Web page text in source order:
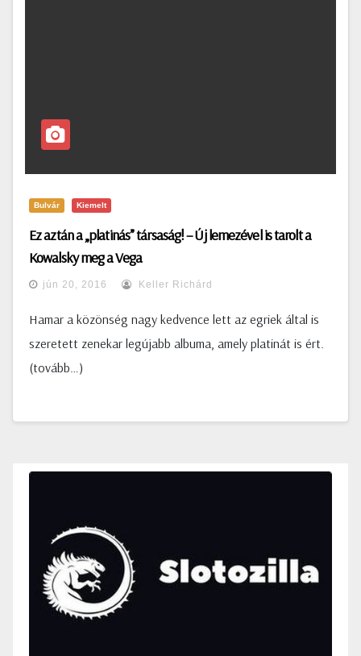
Bulvár Kiemelt
Ez aztán a „platinás” társaság! – Új lemezével is tarolt a
Kowalsky meg a Vega
jún 20, 2016 Keller Richárd
Hamar a közönség nagy kedvence lett az egriek által is
szeretett zenekar legújabb albuma, amely platinát is ért.
(tovább…)